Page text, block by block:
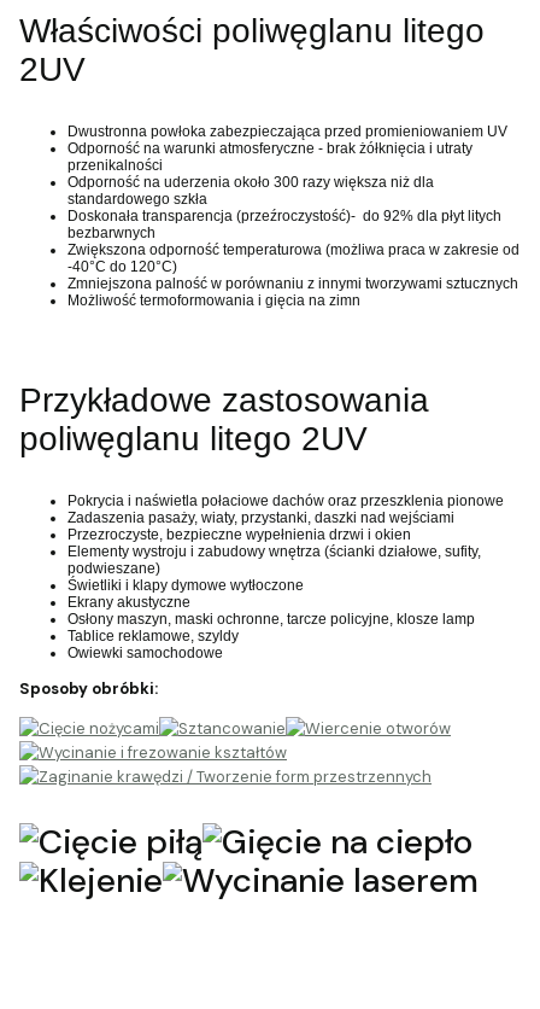
Właściwości poliwęglanu litego
2UV
Dwustronna powłoka zabezpieczająca przed promieniowaniem UV
Odporność na warunki atmosferyczne - brak żółknięcia i utraty
przenikalności
Odporność na uderzenia około 300 razy większa niż dla
standardowego szkła
Doskonała transparencja (przeźroczystość)- do 92% dla płyt litych
bezbarwnych
Zwiększona odporność temperaturowa (możliwa praca w zakresie od
-40°C do 120°C)
Zmniejszona palność w porównaniu z innymi tworzywami sztucznych
Możliwość termoformowania i gięcia na zimn
Przykładowe zastosowania
poliwęglanu litego 2UV
Pokrycia i naświetla połaciowe dachów oraz przeszklenia pionowe
Zadaszenia pasaży, wiaty, przystanki, daszki nad wejściami
Przezroczyste, bezpieczne wypełnienia drzwi i okien
Elementy wystroju i zabudowy wnętrza (ścianki działowe, sufity,
podwieszane)
Świetliki i klapy dymowe wytłoczone
Ekrany akustyczne
Osłony maszyn, maski ochronne, tarcze policyjne, klosze lamp
Tablice reklamowe, szyldy
Owiewki samochodowe
Sposoby obróbki: